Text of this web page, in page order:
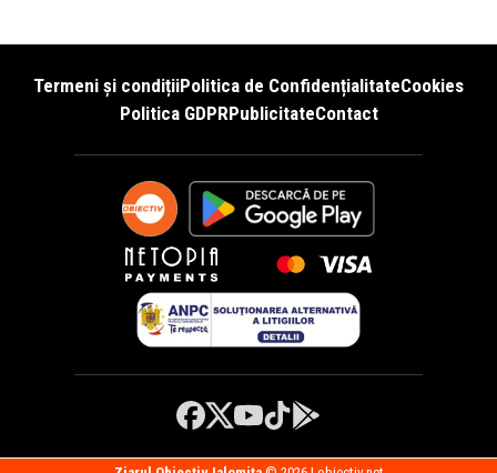
Termeni și condițiiPolitica de ConfidențialitateCookies
Politica GDPRPublicitateContact